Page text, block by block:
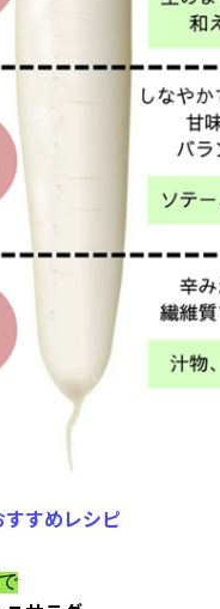
すめレシピ